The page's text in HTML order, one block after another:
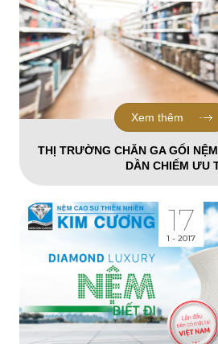
THỊ TRƯỜNG CHĂN GA GỐI
DẦN CHIẾM ƯU
Xem thêm
17
1 - 2017